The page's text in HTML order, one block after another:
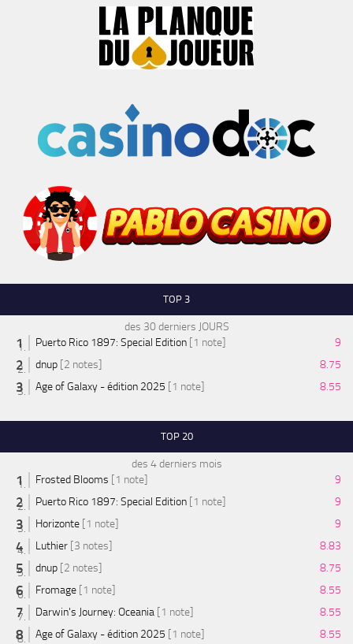
TOP 3
des 30 derniers JOURS
Puerto Rico 1897: Special Edition [1 note]
9
dnup [2 notes]
8.75
Age of Galaxy - édition 2025 [1 note] 8.55
TOP 20
des 4 derniers mois
Frosted Blooms [1 note]
9
Puerto Rico 1897: Special Edition [1 note]
9
Horizonte [1 note]
9
Luthier [3 notes]
8.83
dnup [2 notes]
8.75
Fromage [1 note]
8.55
Darwin's Journey: Oceania [1 note]
8.55
Age of Galaxy - édition 2025 [1 note]
8.55